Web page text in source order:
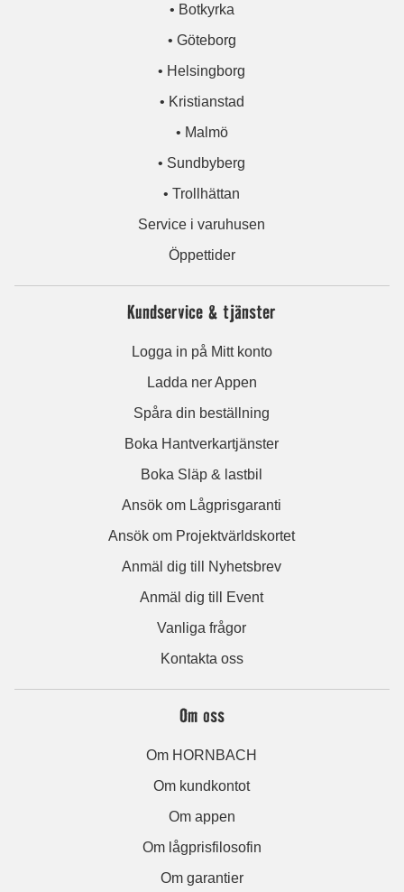
• Botkyrka
• Göteborg
• Helsingborg
• Kristianstad
• Malmö
• Sundbyberg
• Trollhättan
Service i varuhusen
Öppettider
Kundservice & tjänster
Logga in på Mitt konto
Ladda ner Appen
Spåra din beställning
Boka Hantverkartjänster
Boka Släp & lastbil
Ansök om Lågprisgaranti
Ansök om Projektvärldskortet
Anmäl dig till Nyhetsbrev
Anmäl dig till Event
Vanliga frågor
Kontakta oss
Om oss
Om HORNBACH
Om kundkontot
Om appen
Om lågprisfilosofin
Om garantier